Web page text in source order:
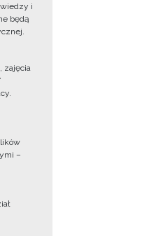
i
będą
zajęcia
–